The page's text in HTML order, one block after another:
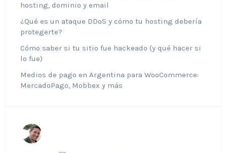
hosting, dominio y email
¿Qué es un ataque DDoS y cómo tu hosting debería
protegerte?
Cómo saber si tu sitio fue hackeado (y qué hacer si
lo fue)
Medios de pago en Argentina para WooCommerce:
MercadoPago, Mobbex y más